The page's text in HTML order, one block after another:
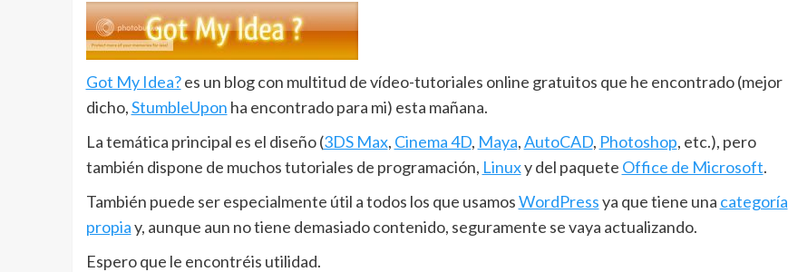
Got My Idea?es un blog con multitud de vídeo-tutoriales online gratuitos que he encontrado (mejor
dicho,StumbleUpon ha encontrado para mi) esta mañana.
La temática principal es el diseño (3DS Max, Cinema 4D, Maya,AutoCAD, Photoshop, etc.), pero
también dispone de muchos tutoriales de programación, Linuxy del paquete Office de Microsoft.
También puede ser especialmente útil a todos los que usamosWordPressya que tiene una categoría
propiay, aunque aun no tiene demasiado contenido, seguramente se vaya actualizando.
Espero que le encontréis utilidad.